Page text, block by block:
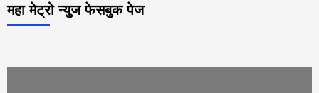
महा मेट्रो न्युज फेसबुक पेज